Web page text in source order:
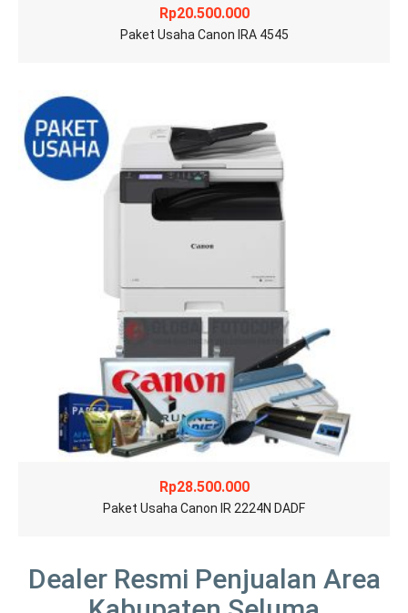
Rp20.500.000
Paket Usaha Canon IRA 4545
Rp28.500.000
Paket Usaha Canon IR 2224N DADF
Dealer Resmi Penjualan Area